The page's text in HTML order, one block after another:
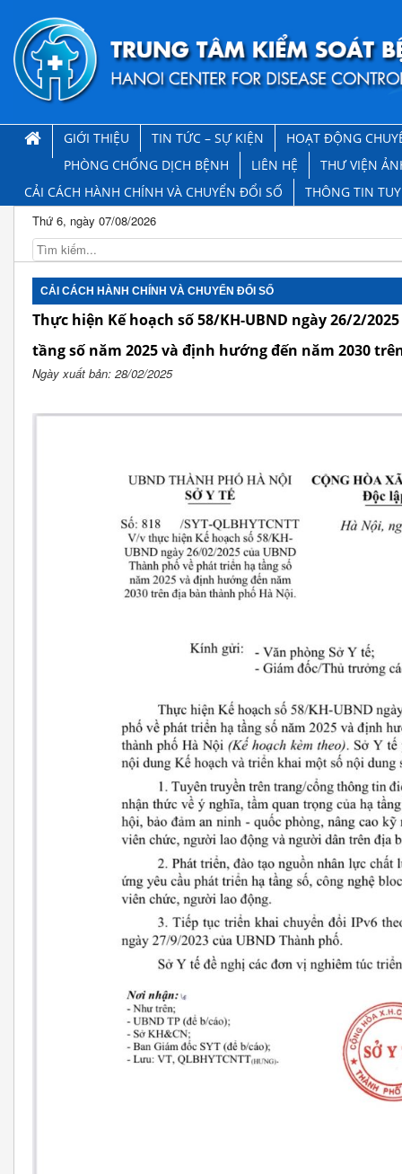
GIỚI THIỆU TIN TỨC – SỰ KIỆN
HOẠT ĐỘNG
PHÒNG CHỐNG DỊCH BỆNH
LIÊN HỆ
THƯ VIỆN
CẢI CÁCH HÀNH CHÍNH VÀ CHUYỂN ĐỔI SỐ
THÔNG TIN
Thứ 6, ngày 07/08/2026
CẢI CÁCH HÀNH CHÍNH VÀ CHUYỂN ĐỔI SỐ
Thực hiện Kế hoạch số 58/KH-UBND ngày 26/2/
tầng số năm 2025 và định hướng đến năm 2030
Ngày xuất bản: 28/02/2025